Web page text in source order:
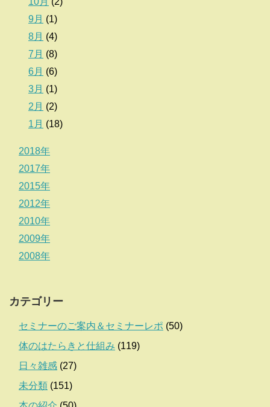
9月 (1)
8月 (4)
7月 (8)
6月 (6)
3月 (1)
2月 (2)
1月 (18)
2018年
2017年
2015年
2012年
2010年
2009年
2008年
カテゴリー
セミナーのご案内＆セミナーレポ (50)
体のはたらきと仕組み (119)
日々雑感 (27)
未分類 (151)